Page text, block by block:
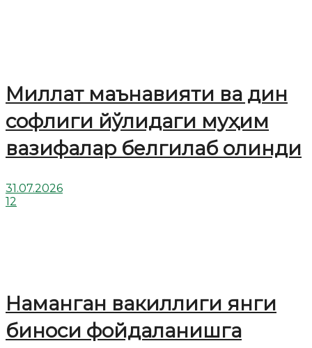
Миллат маънавияти ва дин
софлиги йўлидаги муҳим
вазифалар белгилаб олинди
31.07.2026
12
Наманган вакиллиги янги
биноси фойдаланишга